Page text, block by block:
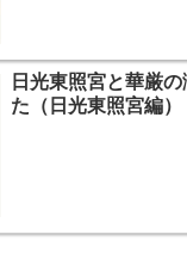
日光東照宮と華厳
た（日光東照宮編）